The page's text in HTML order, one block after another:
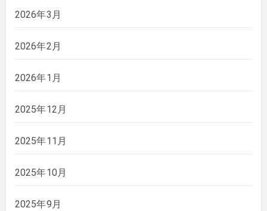
2026年3月
2026年2月
2026年1月
2025年12月
2025年11月
2025年10月
2025年9月